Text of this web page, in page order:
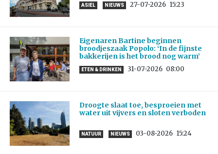
ASIEL NIEUWS 27-07-2026 15:23
Eigenaren Bartine beginnen
broodjeszaak Popolo: ‘In de fijnste
bakkerijen is het brood nog warm’
ETEN & DRINKEN 31-07-2026 08:00
Droogte slaat toe, besproeien met
water uit vijvers en sloten verboden
NATUUR NIEUWS 03-08-2026 15:24